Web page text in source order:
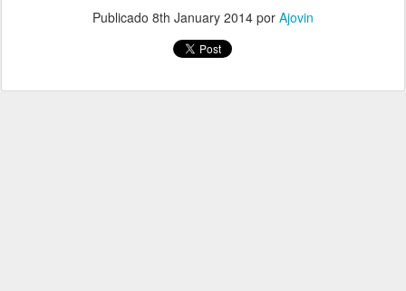
Publicado 8th January 2014 por Ajovin